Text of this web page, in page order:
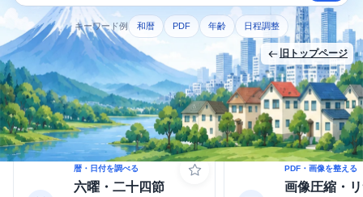
ツール名や目的を入力してください
キーワード例 和暦 PDF 年齢 日程調整
旧トップページ
よく使われるツール
暦・日付を調べる
六曜・二十四節
PDF・画像を整える
画像圧縮・